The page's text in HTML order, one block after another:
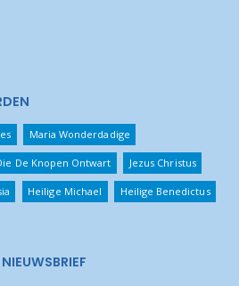
Maria Wonderdadige
De Knopen Ontwart Jezus Christus
Heilige Michael Heilige Benedictus